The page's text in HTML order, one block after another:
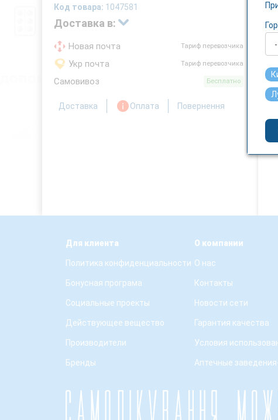
Код товара: 1047581
Доставка в:
Новая почта Тариф перевозчика
Укр почта Тариф перевозчика
Самовивоз Бесплатно
Доставка Оплата Повернення
Для клиента
Политика конфиденциальности
Бонусная програма
Социальные проекты
Действующее вещество
Производители
Бренды
О компании
О нас
Контакты
Новости сети
Гарантия качества
Условия
Аптечные